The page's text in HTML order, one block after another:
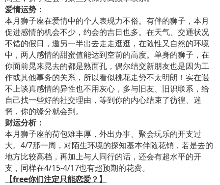
爱情运势：
本月狮子座在爱情中的个人表现力不俗。有伴的狮子，本月
促进感情的机会不少，约会的吉日也多。在天气、交通状况
不错的假日，邀另一半出去走走逛逛，在随性又自然的环境
中，两人感情的甜蜜值能达到空前的高度。单身的狮子，在
你面前晃来晃去的都是熟面孔，偶尔结交新朋友也是因为工
作或其他事务的关系，所以看似桃花走势不太明朗！实在遇
不上谈真感情的异性也不用灰心，多与旧友、旧识联系，给
自己找一些好的社交理由，等到你的内心结束了彷徨、迷
惘，你的缘分就会到。
财运分析：
本月狮子座的荷包难丰厚，外出办事、聚会玩乐的开支过
大。4/7那一周，对陌生环境的探知基本伴随花销，若是去的
地方比较高档，再加上与人同行的话，还会有超水平的开
支，同样在4/15-4/17也有超预期的花费。
【free你们注定只能恋爱？】